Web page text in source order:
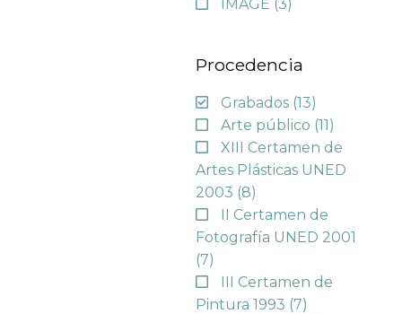
IMAGE (3)
Procedencia
Grabados (13)
Arte público (11)
XIII Certamen de
Artes Plásticas UNED
2003 (8)
II Certamen de
Fotografía UNED 2001
(7)
III Certamen de
Pintura 1993 (7)